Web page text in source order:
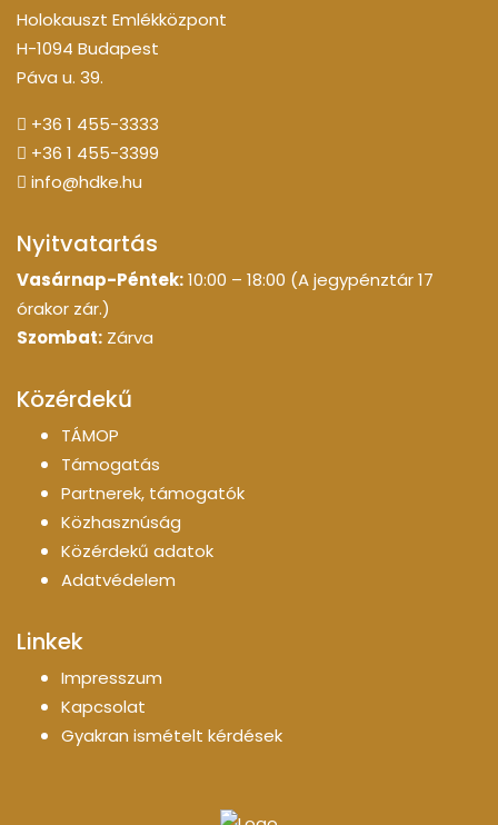
Holokauszt Emlékközpont
H-1094 Budapest
Páva u. 39.
+36 1 455-3333
+36 1 455-3399
info@hdke.hu
Nyitvatartás
Vasárnap-Péntek:10:00 – 18:00 (A jegypénztár 17
órakor zár.)
Szombat: Zárva
Közérdekű
TÁMOP
Támogatás
Partnerek, támogatók
Közhasznúság
Közérdekű adatok
Adatvédelem
Linkek
Impresszum
Kapcsolat
Gyakran ismételt kérdések